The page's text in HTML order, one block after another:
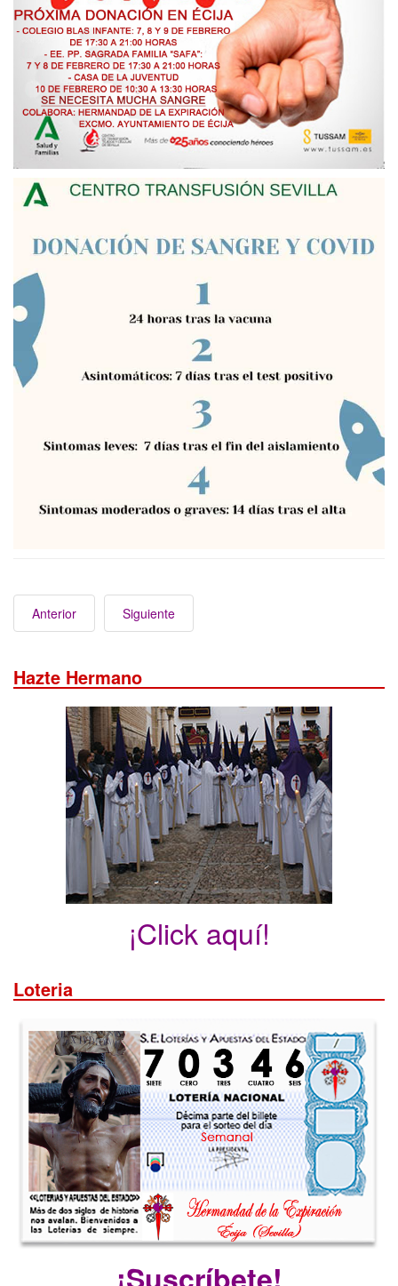
Anterior Siguiente
Hazte Hermano
¡Click aquí!
Loteria